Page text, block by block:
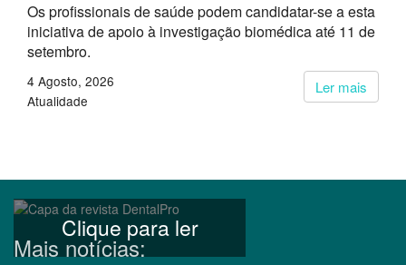
Os profissionais de saúde podem candidatar-se a esta
iniciativa de apoio à investigação biomédica até 11 de
setembro.
Ler mais
4 Agosto, 2026
Atualidade
Clique para ler
Mais notícias: